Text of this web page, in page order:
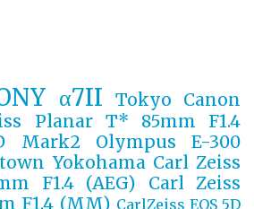
α7II Tokyo
Canon
Planar T* 85mm F1.4
Mark2
Olympus E-300
Yokohama Carl Zeiss
F1.4 (AEG)
Carl Zeiss
F1.4 (MM) CarlZeiss EOS 5D